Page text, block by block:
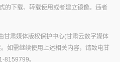
的下载、转载使用或者建立镜像。违者
甘肃媒体版权保护中心(甘肃云数字媒体
如需继续使用上述相关内容，请致电甘
8159799。